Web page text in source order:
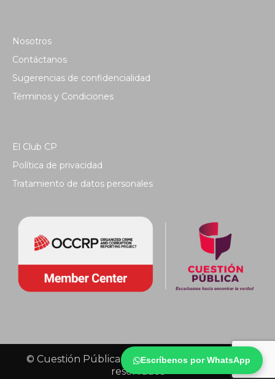
Escríbenos por WhatsApp
Nosotros
Contáctanos
Sugerencias de confidencialidad
Términos y Condiciones
El Club CP
Política de privacidad
Tratamiento de datos personales
© Cuestión Pública 2018 - Todos los derechos
reservados